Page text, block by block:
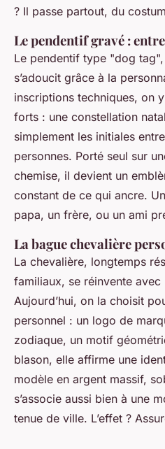
? Il passe partout, du
Le pendentif gravé :
Le pendentif type "dog
s’adoucit grâce à la
inscriptions techniques, on
forts : une constellation
simplement les initiales
personnes. Porté seul sur
chemise, il devient un
constant de ce qui ancre.
papa, un frère, ou un ami
La bague chevalière
La chevalière, longtemps
familiaux, se réinvente
Aujourd’hui, on la choisit
personnel : un logo de
zodiaque, un motif
blason, elle affirme une
modèle en argent massif,
s’associe aussi bien à une
tenue de ville. L’effet ?